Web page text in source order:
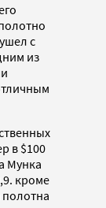
с
из
в $100
Мунка
кроме
полотна